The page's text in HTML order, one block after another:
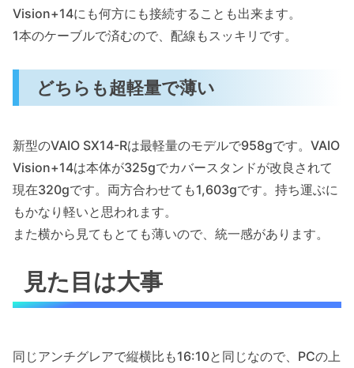
Vision+14にも何方にも接続することも出来ます。
1本のケーブルで済むので、配線もスッキリです。
どちらも超軽量で薄い
新型のVAIO SX14-Rは最軽量のモデルで958gです。VAIO
Vision+14は本体が325gでカバースタンドが改良されて
現在320gです。両方合わせても1,603gです。持ち運ぶに
もかなり軽いと思われます。
また横から見てもとても薄いので、統一感があります。
見た目は大事
同じアンチグレアで縦横比も16:10と同じなので、PCの上